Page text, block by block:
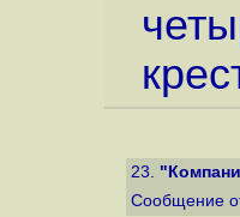
23.
Сообщение